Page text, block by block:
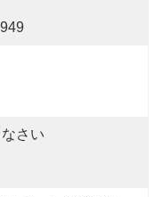
さい